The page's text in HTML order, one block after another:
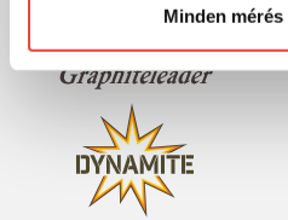
Minden